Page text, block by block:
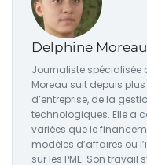
Delphine Moreau
Journaliste spécialisée
Moreau suit depuis
d’entreprise, de la
technologiques. Elle a
variées que le
modèles d’affaires ou
sur les PME. Son travail